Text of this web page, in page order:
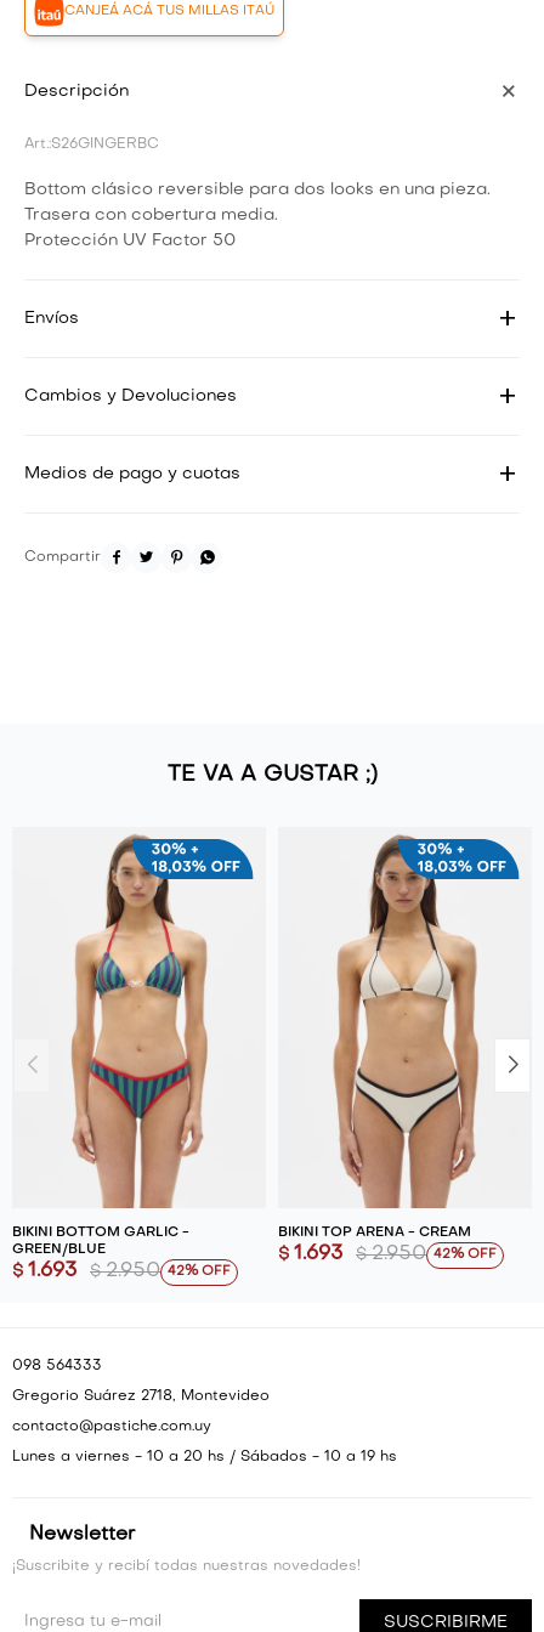
CANJEÁ ACÁ TUS MILLAS ITAÚ
Descripción
S26GINGERBC
Bottom clásico reversible para dos looks en una pieza.
Trasera con cobertura media.
Protección UV Factor 50
Envíos
Cambios y Devoluciones
Medios de pago y cuotas
   
TE VA A GUSTAR ;)
BIKINI BOTTOM GARLIC -
GREEN/BLUE
$ 1.693 $ 2.950 42
BIKINI TOP ARENA - CREAM
$ 1.693 $ 2.950 42
Newsletter
¡Suscribite y recibí todas nuestras novedades!
SUSCRIBIRME
098 564333
Gregorio Suárez 2718, Montevideo
contacto@pastiche.com.uy
Lunes a viernes - 10 a 20 hs / Sábados - 10 a 19 hs